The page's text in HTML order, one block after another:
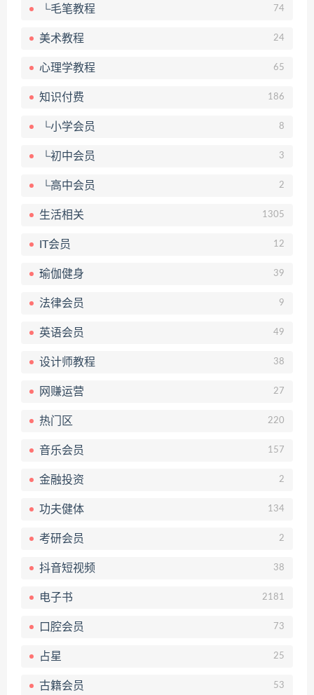
└毛笔教程 74
美术教程 24
心理学教程 65
知识付费 186
└小学会员 8
└初中会员 3
└高中会员 2
生活相关 1305
IT会员 12
瑜伽健身 39
法律会员 9
英语会员 49
设计师教程 38
网赚运营 27
热门区 220
音乐会员 157
金融投资 2
功夫健体 134
考研会员 2
抖音短视频 38
电子书 2181
口腔会员 73
占星 25
古籍会员 53